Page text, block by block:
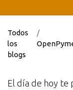
Todos
los
blogs
El día de hoy te